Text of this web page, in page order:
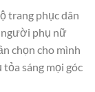
trang phục dân
người phụ nữ
chọn cho mình
sáng mọi góc